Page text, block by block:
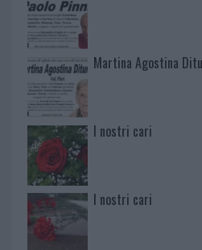
Martina Agostina
I nostri cari
I nostri cari